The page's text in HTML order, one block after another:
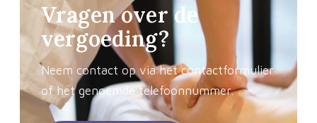
Vragen over de
vergoeding?
Neem contact op via het contactformulier
of het genoemde telefoonnummer.